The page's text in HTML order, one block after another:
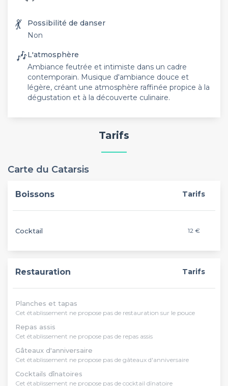
💃
Possibilité de danser
Non
🎶L'atmosphère
Ambiance feutrée et intimiste dans un cadre
contemporain. Musique d'ambiance douce et
légère, créant une atmosphère raffinée propice à la
dégustation et à la découverte culinaire.
Tarifs
Carte du Catarsis
Boissons Tarifs
Cocktail 12 €
Restauration Tarifs
Planches et tapas
Cet établissement ne propose pas de restauration sur le pouce
Repas assis
Cet établissement ne propose pas de repas assis
Gâteaux d'anniversaire
Cet établissement ne propose pas de gâteaux d'anniversaire
Cocktails dînatoires
Cet établissement ne propose pas de cocktail dînatoire